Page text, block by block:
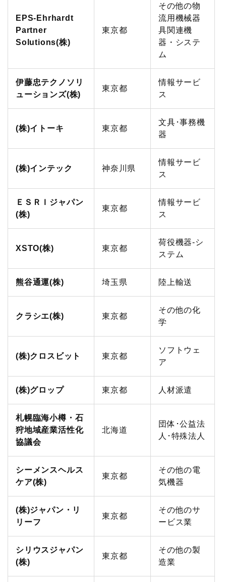
ロジスティクス ソリューションフェア
ロジスティクス大賞
物流現場改善優良認定
会員ライブラリ
調査研究実績一覧
標準企業コードの取得要領
EPS-Ehrhardt
Partner
Solutions(株)
東京都
その他の物
流用機械器
具関連機
器・システ
ム
伊藤忠テクノソリ
ューションズ(株)
東京都
情報サービ
ス
(株)イトーキ 東京都
文具･事務機
器
(株)インテック 神奈川県
情報サービ
ス
ＥＳＲＩジャパン
(株)
東京都
情報サービ
ス
XSTO(株) 東京都
荷役機器-シ
ステム
熊谷通運(株) 埼玉県 陸上輸送
クラシエ(株) 東京都
その他の化
学
(株)クロスビット 東京都
ソフトウェ
ア
(株)グロップ 東京都 人材派遣
札幌臨海小樽・石
狩地域産業活性化
協議会
北海道
団体･公益法
人･特殊法人
シーメンスヘルス
ケア(株)
東京都
その他の電
気機器
(株)ジャパン・リ
リーフ
東京都
その他のサ
ービス業
シリウスジャパン
(株)
東京都
その他の製
造業